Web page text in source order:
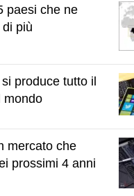
paesi che ne
più
produce tutto il
mondo
mercato che
prossimi 4 anni